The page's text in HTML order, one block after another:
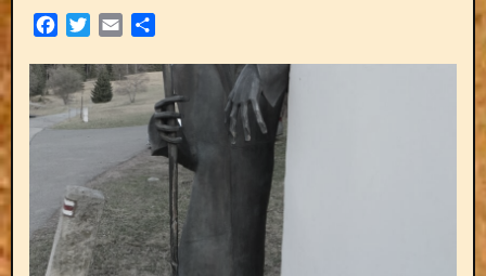
Facebook
Twitter
Email